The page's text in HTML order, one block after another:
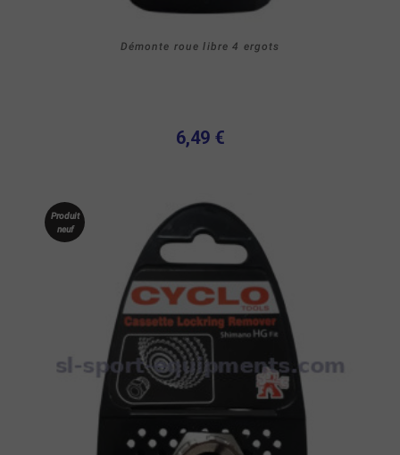
Démonte roue libre 4 ergots
6,49 €
Produit
neuf